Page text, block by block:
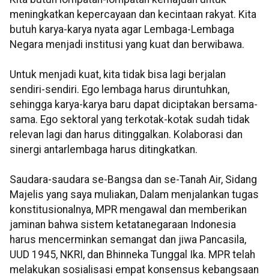
meningkatkan kepercayaan dan kecintaan rakyat. Kita
butuh karya-karya nyata agar Lembaga-Lembaga
Negara menjadi institusi yang kuat dan berwibawa.
Untuk menjadi kuat, kita tidak bisa lagi berjalan
sendiri-sendiri. Ego lembaga harus diruntuhkan,
sehingga karya-karya baru dapat diciptakan bersama-
sama. Ego sektoral yang terkotak-kotak sudah tidak
relevan lagi dan harus ditinggalkan. Kolaborasi dan
sinergi antarlembaga harus ditingkatkan.
Saudara-saudara se-Bangsa dan se-Tanah Air, Sidang
Majelis yang saya muliakan, Dalam menjalankan tugas
konstitusionalnya, MPR mengawal dan memberikan
jaminan bahwa sistem ketatanegaraan Indonesia
harus mencerminkan semangat dan jiwa Pancasila,
UUD 1945, NKRI, dan Bhinneka Tunggal Ika. MPR telah
melakukan sosialisasi empat konsensus kebangsaan